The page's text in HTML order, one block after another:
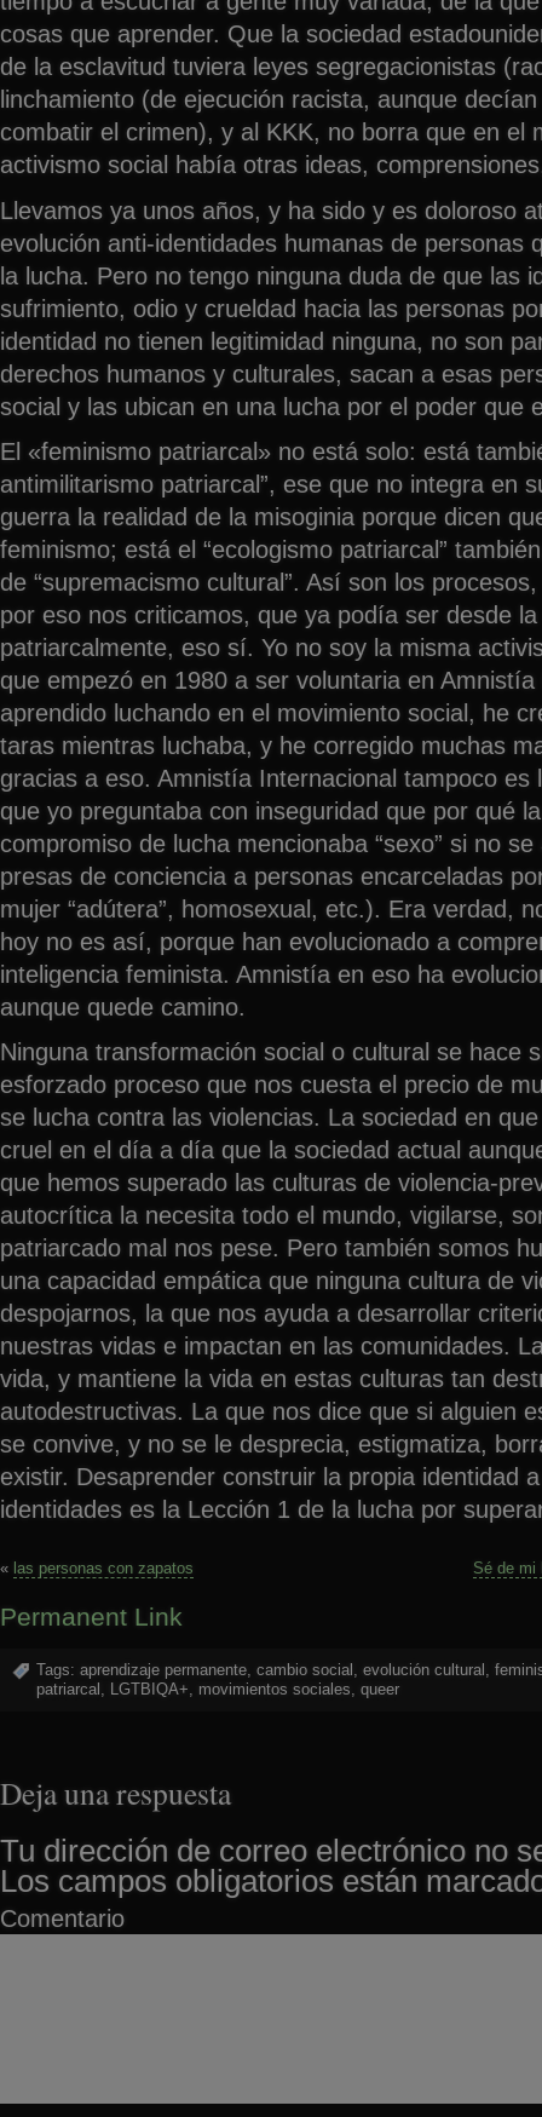
cosas que aprender. Que la sociedad
de la esclavitud tuviera leyes segregacionistas
linchamiento (de ejecución racista, aunque
combatir el crimen), y al KKK, no borra que en el
activismo social había otras ideas,
Llevamos ya unos años, y ha sido y es doloroso
evolución anti-identidades humanas de personas
la lucha. Pero no tengo ninguna duda de que las
sufrimiento, odio y crueldad hacia las personas
identidad no tienen legitimidad ninguna, no son
derechos humanos y culturales, sacan a esas
social y las ubican en una lucha por el poder que
El «feminismo patriarcal» no está solo: está
antimilitarismo patriarcal”, ese que no integra en
guerra la realidad de la misoginia porque dicen
feminismo; está el “ecologismo patriarcal”
de “supremacismo cultural”. Así son los
por eso nos criticamos, que ya podía ser desde
patriarcalmente, eso sí. Yo no soy la misma
que empezó en 1980 a ser voluntaria en
aprendido luchando en el movimiento social, he
taras mientras luchaba, y he corregido muchas
gracias a eso. Amnistía Internacional tampoco es
que yo preguntaba con inseguridad que por qué
compromiso de lucha mencionaba “sexo” si no
presas de conciencia a personas encarceladas
mujer “adútera”, homosexual, etc.). Era verdad,
hoy no es así, porque han evolucionado a
inteligencia feminista. Amnistía en eso ha
aunque quede camino.
Ninguna transformación social o cultural se hace
esforzado proceso que nos cuesta el precio de
se lucha contra las violencias. La sociedad en
cruel en el día a día que la sociedad actual
que hemos superado las culturas de violencia-
autocrítica la necesita todo el mundo, vigilarse,
patriarcado mal nos pese. Pero también somos
una capacidad empática que ninguna cultura de
despojarnos, la que nos ayuda a desarrollar
nuestras vidas e impactan en las comunidades.
vida, y mantiene la vida en estas culturas tan
autodestructivas. La que nos dice que si alguien
se convive, y no se le desprecia, estigmatiza,
existir. Desaprender construir la propia identidad
identidades es la Lección 1 de la lucha por
« las personas con zapatos Sé de mi
Permanent Link
Tags: aprendizaje permanente, cambio social , evolución cultural ,
patriarcal , LGTBIQA+, movimientos sociales, queer
Deja una respuesta
Tu dirección de correo electrónico no
Los campos obligatorios están
Comentario